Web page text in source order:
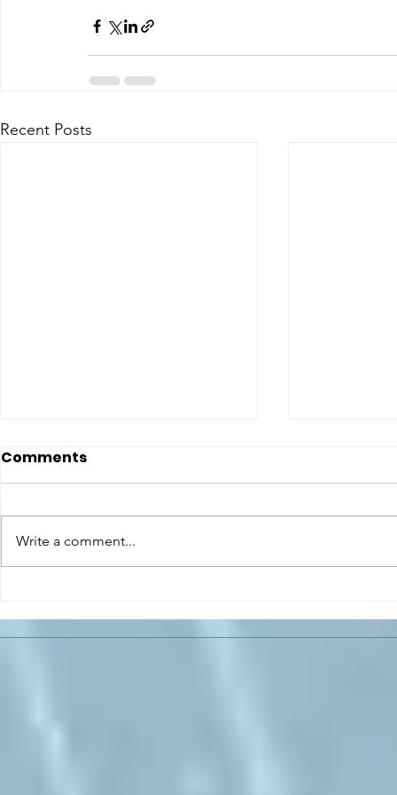
Recent Posts
PERCORSO DI
FORMAZIONE SCUOLA
superiori
Comments
Write a comment...